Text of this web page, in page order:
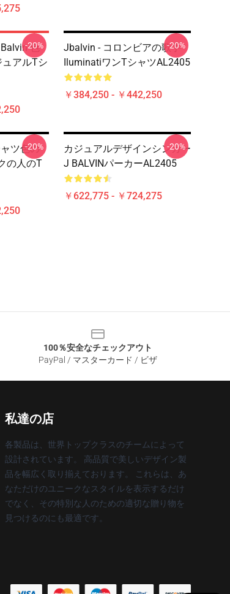
色
アルTシ
-20%
Jbalvin - コロンビアの歌手
IluminatiワンTシャツAL2405
￥384,250 - ￥442,250
-20%
ツ色の
の人のT
-20%
カジュアルデザインシンガー
J BALVINパーカーAL2405
￥622,775 - ￥724,275
-20%
100％安全なチェックアウト
PayPal / マスターカード / ビザ
私達の店
各製品は、世界トップクラスのチームによって
設計されています。 高品質で美しいデザイン製
品を幅広く取り揃えております。 これらは、あ
なただけのユニークなスタイルを表示するだけ
でなく、その特別な人のための適切な贈り物を
見つけるのにも最適です。